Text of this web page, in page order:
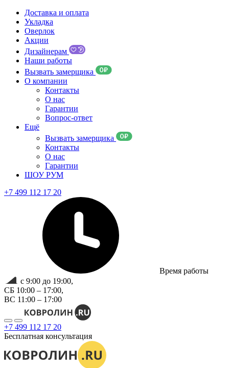
Доставка и оплата
Укладка
Оверлок
Акции
Дизайнерам
Наши работы
Вызвать замерщика
О компании
Контакты
О нас
Гарантии
Вопрос-ответ
Ещё
Вызвать замерщика
Контакты
О нас
Гарантии
ШОУ РУМ
+7 499 112 17 20
Время работы
с 9:00 до 19:00,
СБ 10:00 – 17:00,
ВС 11:00 – 17:00
+7 499 112 17 20
Бесплатная консультация